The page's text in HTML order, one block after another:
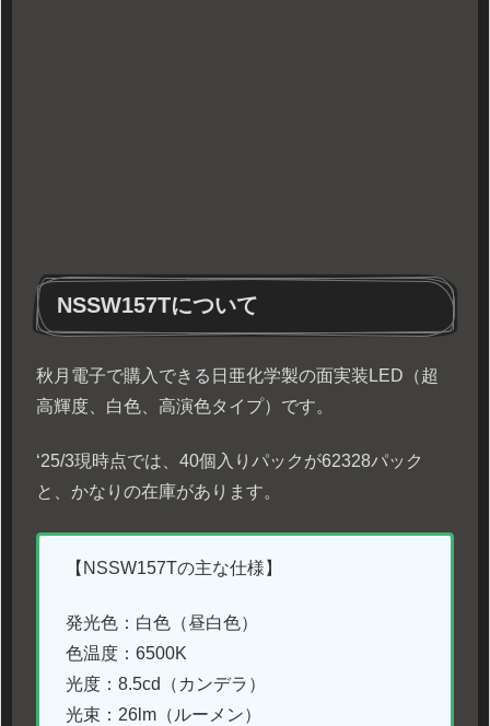
NSSW157Tについて
秋月電子で購入できる日亜化学製の面実装LED（超
高輝度、白色、高演色タイプ）です。
‘25/3現時点では、40個入りパックが62328パック
と、かなりの在庫があります。
【NSSW157Tの主な仕様】
発光色：白色（昼白色）
色温度：6500K
光度：8.5cd（カンデラ）
光束：26lm（ルーメン）